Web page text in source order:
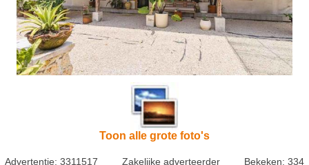
Toon alle grote foto's
Advertentie: 3311517 Zakelijke adverteerder Bekeken: 334